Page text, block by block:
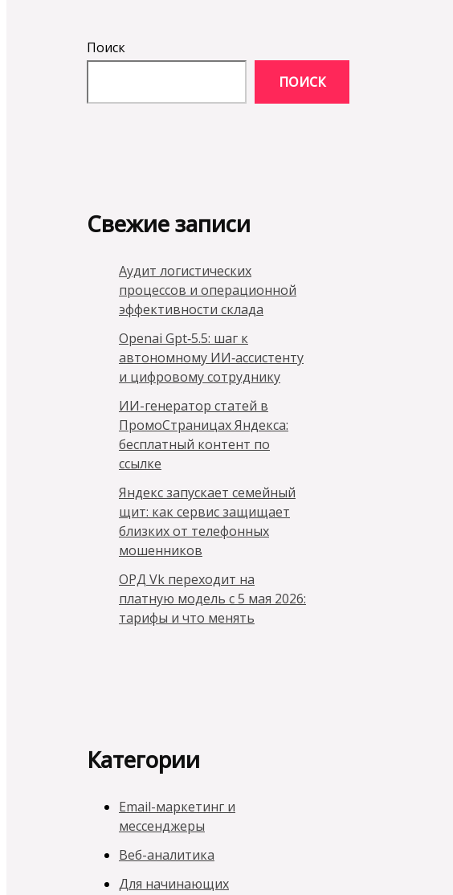
Поиск
ПОИСК
Свежие записи
Аудит логистических
процессов и операционной
эффективности склада
Openai Gpt‑5.5: шаг к
автономному ИИ‑ассистенту
и цифровому сотруднику
ИИ-генератор статей в
ПромоСтраницах Яндекса:
бесплатный контент по
ссылке
Яндекс запускает семейный
щит: как сервис защищает
близких от телефонных
мошенников
ОРД Vk переходит на
платную модель с 5 мая 2026:
тарифы и что менять
Категории
Email-маркетинг и
мессенджеры
Веб-аналитика
Для начинающих